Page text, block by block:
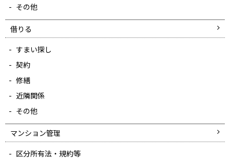
その他
借りる
すまい探し
契約
修繕
近隣関係
その他
マンション管理
区分所有法・規約等